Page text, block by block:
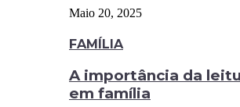
Maio 20, 2025
FAMÍLIA
A importância da
em família